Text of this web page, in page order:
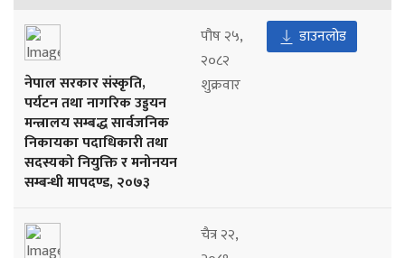
नेपाल सरकार संस्कृति,
पर्यटन तथा नागरिक उड्डयन
मन्त्रालय सम्बद्ध सार्वजनिक
निकायका पदाधिकारी तथा
सदस्यको नियुक्ति र मनोनयन
सम्बन्धी मापदण्ड, २०७३
पौष २५,
२०८२
शुक्रवार
डाउनलोड
चैत्र २२,